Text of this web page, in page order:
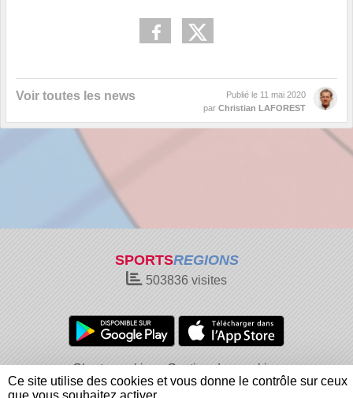
Voir toutes les news Publié le 11 mai 2020
par Christian LAFOREST
SPORTSREGIONS
503836 visites
Charte cookies
Gestion des cookies
Informations légales
Signaler un contenu inapproprié
Ce site utilise des cookies et vous donne le contrôle sur ceux
que vous souhaitez activer